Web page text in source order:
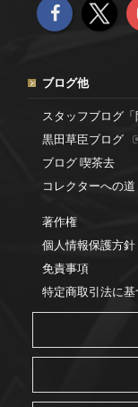
ブログ他
スタッフブログ「
黒田草臣ブログ
ブログ 喫茶去
コレクターへの道
著作権
個人情報保護方針
免責事項
特定商取引法に